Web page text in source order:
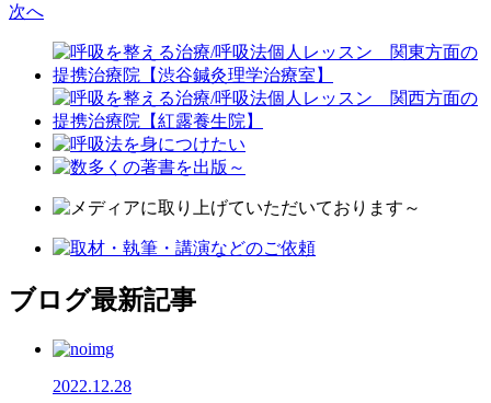
次へ
ブログ最新記事
2022.12.28